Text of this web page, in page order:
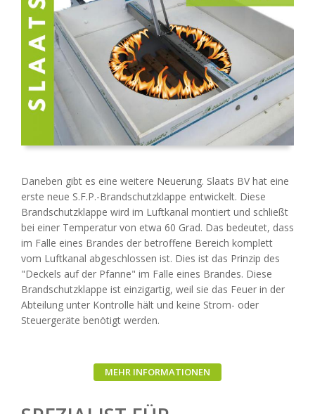
Daneben gibt es eine weitere Neuerung. Slaats BV hat eine
erste neue S.F.P.-Brandschutzklappe entwickelt. Diese
Brandschutzklappe wird im Luftkanal montiert und schließt
bei einer Temperatur von etwa 60 Grad. Das bedeutet, dass
im Falle eines Brandes der betroffene Bereich komplett
vom Luftkanal abgeschlossen ist. Dies ist das Prinzip des
"Deckels auf der Pfanne" im Falle eines Brandes. Diese
Brandschutzklappe ist einzigartig, weil sie das Feuer in der
Abteilung unter Kontrolle hält und keine Strom- oder
Steuergeräte benötigt werden.
MEHR INFORMATIONEN